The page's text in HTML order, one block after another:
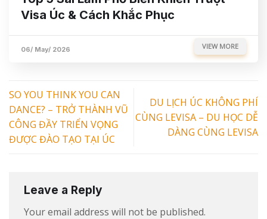
Visa Úc & Cách Khắc Phục
06/ May/ 2026 VIEW MORE
SO YOU THINK YOU CAN
DANCE? – TRỞ THÀNH VŨ
CÔNG ĐẦY TRIỂN VỌNG
ĐƯỢC ĐÀO TẠO TẠI ÚC
DU LỊCH ÚC KHÔNG PHÍ
CÙNG LEVISA – DU HỌC DỄ
DÀNG CÙNG LEVISA
Leave a Reply
Your email address will not be published.